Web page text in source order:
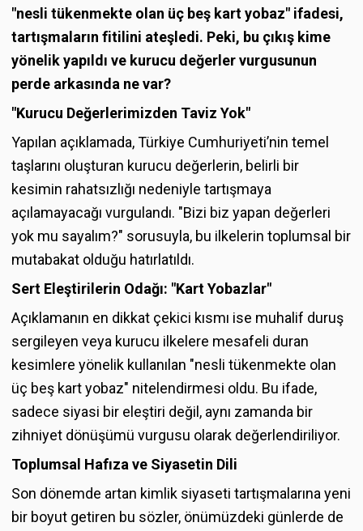
"nesli tükenmekte olan üç beş kart yobaz" ifadesi,
tartışmaların fitilini ateşledi. Peki, bu çıkış kime
yönelik yapıldı ve kurucu değerler vurgusunun
perde arkasında ne var?
"Kurucu Değerlerimizden Taviz Yok"
Yapılan açıklamada, Türkiye Cumhuriyeti’nin temel
taşlarını oluşturan kurucu değerlerin, belirli bir
kesimin rahatsızlığı nedeniyle tartışmaya
açılamayacağı vurgulandı. "Bizi biz yapan değerleri
yok mu sayalım?" sorusuyla, bu ilkelerin toplumsal bir
mutabakat olduğu hatırlatıldı.
Sert Eleştirilerin Odağı: "Kart Yobazlar"
Açıklamanın en dikkat çekici kısmı ise muhalif duruş
sergileyen veya kurucu ilkelere mesafeli duran
kesimlere yönelik kullanılan "nesli tükenmekte olan
üç beş kart yobaz" nitelendirmesi oldu. Bu ifade,
sadece siyasi bir eleştiri değil, aynı zamanda bir
zihniyet dönüşümü vurgusu olarak değerlendiriliyor.
Toplumsal Hafıza ve Siyasetin Dili
Son dönemde artan kimlik siyaseti tartışmalarına yeni
bir boyut getiren bu sözler, önümüzdeki günlerde de